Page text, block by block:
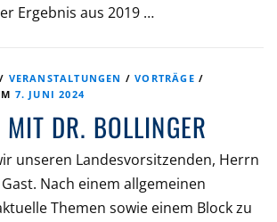
Ergebnis aus 2019 …
/ VERANSTALTUNGEN /VORTRÄGE /
7. JUNI 2024
DR. BOLLINGER
unseren Landesvorsitzenden, Herrn
Nach einem allgemeinen
Themen sowie einem Block zu